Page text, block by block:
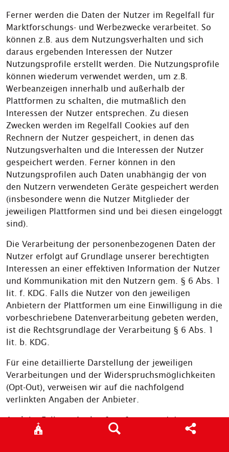
Ferner werden die Daten der Nutzer im Regelfall für
Marktforschungs- und Werbezwecke verarbeitet. So
können z.B. aus dem Nutzungsverhalten und sich
daraus ergebenden Interessen der Nutzer
Nutzungsprofile erstellt werden. Die Nutzungsprofile
können wiederum verwendet werden, um z.B.
Werbeanzeigen innerhalb und außerhalb der
Plattformen zu schalten, die mutmaßlich den
Interessen der Nutzer entsprechen. Zu diesen
Zwecken werden im Regelfall Cookies auf den
Rechnern der Nutzer gespeichert, in denen das
Nutzungsverhalten und die Interessen der Nutzer
gespeichert werden. Ferner können in den
Nutzungsprofilen auch Daten unabhängig der von
den Nutzern verwendeten Geräte gespeichert werden
(insbesondere wenn die Nutzer Mitglieder der
jeweiligen Plattformen sind und bei diesen eingeloggt
sind).
Die Verarbeitung der personenbezogenen Daten der
Nutzer erfolgt auf Grundlage unserer berechtigten
Interessen an einer effektiven Information der Nutzer
und Kommunikation mit den Nutzern gem. § 6 Abs. 1
lit. f. KDG. Falls die Nutzer von den jeweiligen
Anbietern der Plattformen um eine Einwilligung in die
vorbeschriebene Datenverarbeitung gebeten werden,
ist die Rechtsgrundlage der Verarbeitung § 6 Abs. 1
lit. b. KDG.
Für eine detaillierte Darstellung der jeweiligen
Verarbeitungen und der Widerspruchsmöglichkeiten
(Opt-Out), verweisen wir auf die nachfolgend
verlinkten Angaben der Anbieter.
Auch im Fall von Auskunftsanfragen und der
Geltendmachung von Nutzerrechten, weisen wir